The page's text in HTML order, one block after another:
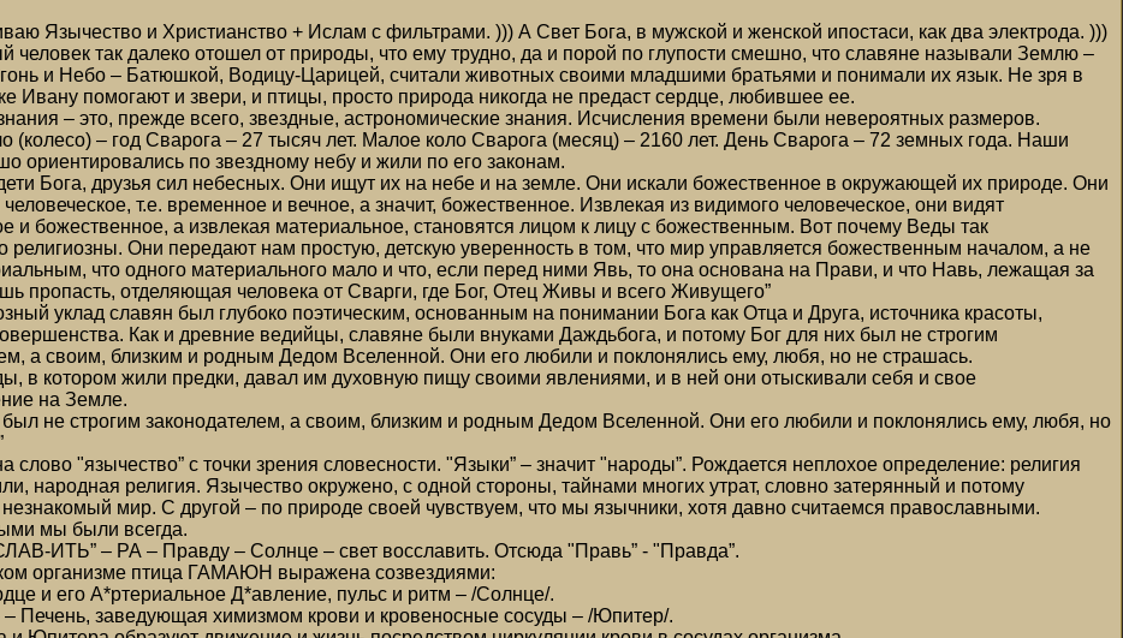
Язычество и Христианство + Ислам с фильтрами. ))) А Свет Бога, в мужской и женской ипостаси, как два электрода. )))
человек так далеко отошел от природы, что ему трудно, да и порой по глупости смешно, что славяне называли Землю –
и Небо – Батюшкой, Водицу-Царицей, считали животных своими младшими братьями и понимали их язык. Не зря в
Ивану помогают и звери, и птицы, просто природа никогда не предаст сердце, любившее ее.
– это, прежде всего, звездные, астрономические знания. Исчисления времени были невероятных размеров.
(колесо) – год Сварога – 27 тысяч лет. Малое коло Сварога (месяц) – 2160 лет. День Сварога – 72 земных года. Наши
ориентировались по звездному небу и жили по его законам.
Бога, друзья сил небесных. Они ищут их на небе и на земле. Они искали божественное в окружающей их природе. Они
т.е. временное и вечное, а значит, божественное. Извлекая из видимого человеческое, они видят
и божественное, а извлекая материальное, становятся лицом к лицу с божественным. Вот почему Веды так
религиозны. Они передают нам простую, детскую уверенность в том, что мир управляется божественным началом, а не
что одного материального мало и что, если перед ними Явь, то она основана на Прави, и что Навь, лежащая за
пропасть, отделяющая человека от Сварги, где Бог, Отец Живы и всего Живущего”
уклад славян был глубоко поэтическим, основанным на понимании Бога как Отца и Друга, источника красоты,
Как и древние ведийцы, славяне были внуками Даждьбога, и потому Бог для них был не строгим
а своим, близким и родным Дедом Вселенной. Они его любили и поклонялись ему, любя, но не страшась.
в котором жили предки, давал им духовную пищу своими явлениями, и в ней они отыскивали себя и свое
на Земле.
не строгим законодателем, а своим, близким и родным Дедом Вселенной. Они его любили и поклонялись ему, любя, но
слово "язычество” с точки зрения словесности. "Языки” – значит "народы”. Рождается неплохое определение: религия
народная религия. Язычество окружено, с одной стороны, тайнами многих утрат, словно затерянный и потому
мир. С другой – по природе своей чувствуем, что мы язычники, хотя давно считаемся православными.
мы были всегда.
ИТЬ” – РА – Правду – Солнце – свет восславить. Отсюда "Правь” - "Правда”.
организме птица ГАМАЮН выражена созвездиями:
и его А*ртериальное Д*авление, пульс и ритм – /Солнце/.
Печень, заведующая химизмом крови и кровеносные сосуды – /Юпитер/.